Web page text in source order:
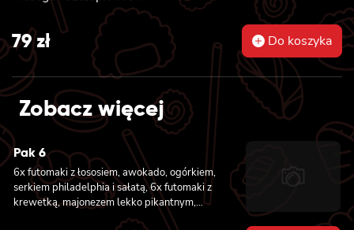
79zł Do koszyka
Zobacz więcej
Pak 6
6x futomaki z łososiem, awokado, ogórkiem,
serkiem philadelphia i sałatą, 6x futomaki z
krewetką, majonezem lekko pikantnym,
ogórkiem i sałatą, 6x futomaki z tatarem z